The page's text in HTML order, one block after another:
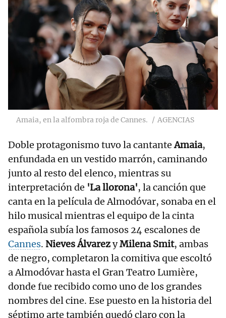
Amaia, en la alfombra roja de Cannes. AGENCIAS
Doble protagonismo tuvo la cantanteAmaia,
enfundada en un vestido marrón, caminando
junto al resto del elenco, mientras su
interpretación de 'La llorona', la canción que
canta en la película de Almodóvar, sonaba en el
hilo musical mientras el equipo de la cinta
española subía los famosos 24 escalones de
Cannes. Nieves ÁlvarezyMilena Smit, ambas
de negro, completaron la comitiva que escoltó
a Almodóvar hasta el Gran Teatro Lumière,
donde fue recibido como uno de los grandes
nombres del cine. Ese puesto en la historia del
séptimo arte también quedó claro con la